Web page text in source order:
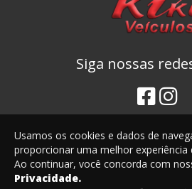
Usamos os cookies e dados de
proporcionar uma melhor experiência
Ao continuar, você concorda com
Privacidade.
Siga nossas